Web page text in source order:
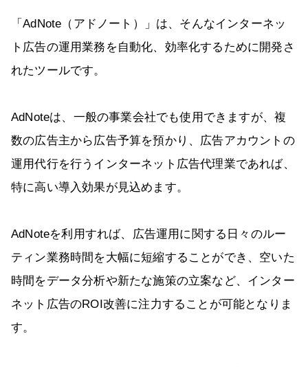
「AdNote（アドノート）」は、そんなインターネッ
ト広告の運用業務を自動化、効率化するために開発さ
れたツールです。
AdNoteは、一般の事業会社でも使用できますが、複
数の広告主から広告予算を預かり、広告アカウントの
運用代行を行うインターネット広告代理業であれば、
特に高い導入効果が見込めます。
AdNoteを利用すれば、広告運用に関する日々のルー
ティン業務時間を大幅に短縮することができ、空いた
時間をデータ分析や新たな施策の立案など、インター
ネット広告のROI改善に注力することが可能となりま
す。